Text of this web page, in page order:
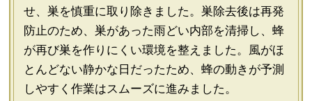
せ、巣を慎重に取り除きました。巣除去後は再発
防止のため、巣があった雨どい内部を清掃し、蜂
が再び巣を作りにくい環境を整えました。風がほ
とんどない静かな日だったため、蜂の動きが予測
しやすく作業はスムーズに進みました。